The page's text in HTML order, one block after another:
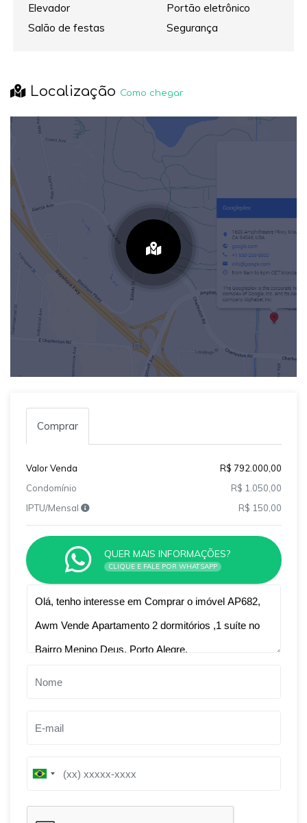
Elevador
Portão eletrônico
Salão de festas
Segurança
Localização Como chegar
Comprar
Valor Venda
R$ 792.000,00
Condomínio
R$ 1.050,00
IPTU/Mensal
R$ 150,00
QUER MAIS INFORMAÇÕES?
CLIQUE E FALE POR WHATSAPP
B